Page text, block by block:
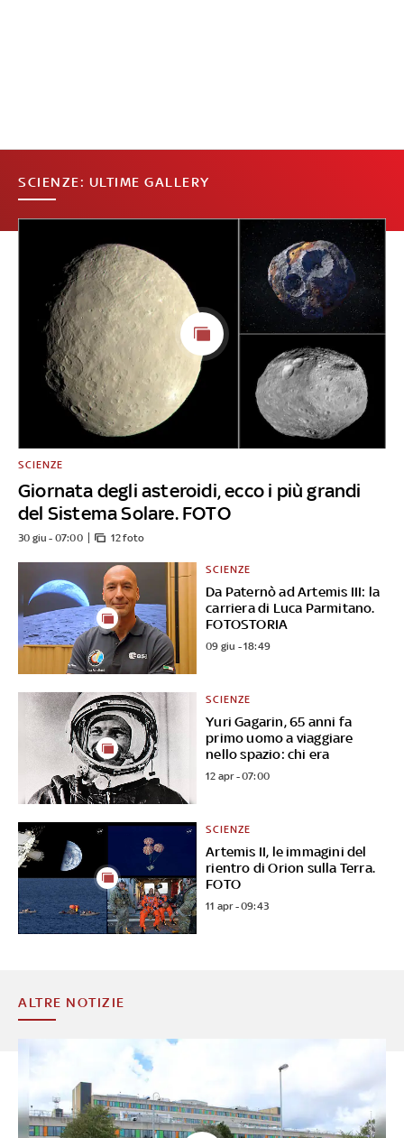
SCIENZE: ULTIME GALLERY
Giornata degli asteroidi, ecco i più grandi
del Sistema Solare. FOTO
SCIENZE
30 giu - 07:00 12 foto
Da Paternò ad Artemis III: la
carriera di Luca Parmitano.
FOTOSTORIA
SCIENZE
09 giu - 18:49
Yuri Gagarin, 65 anni fa
primo uomo a viaggiare
nello spazio: chi era
SCIENZE
12 apr - 07:00
Artemis II, le immagini del
rientro di Orion sulla Terra.
FOTO
SCIENZE
11 apr - 09:43
ALTRE NOTIZIE